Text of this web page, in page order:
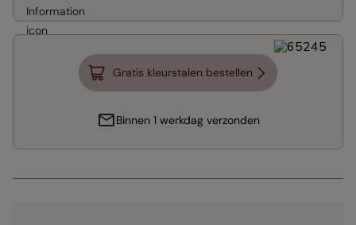
Gratis kleurstalen bestellen
Binnen 1 werkdag verzonden